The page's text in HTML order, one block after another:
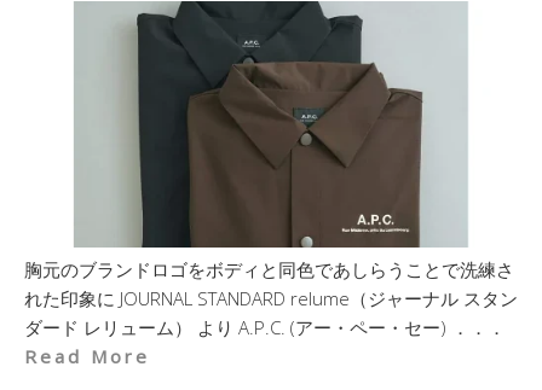
胸元のブランドロゴをボディと同色であしらうことで洗練さ
れた印象に JOURNAL STANDARD relume（ジャーナル スタン
ダード レリューム） より A.P.C. (アー・ペー・セー) ．．．
Read More